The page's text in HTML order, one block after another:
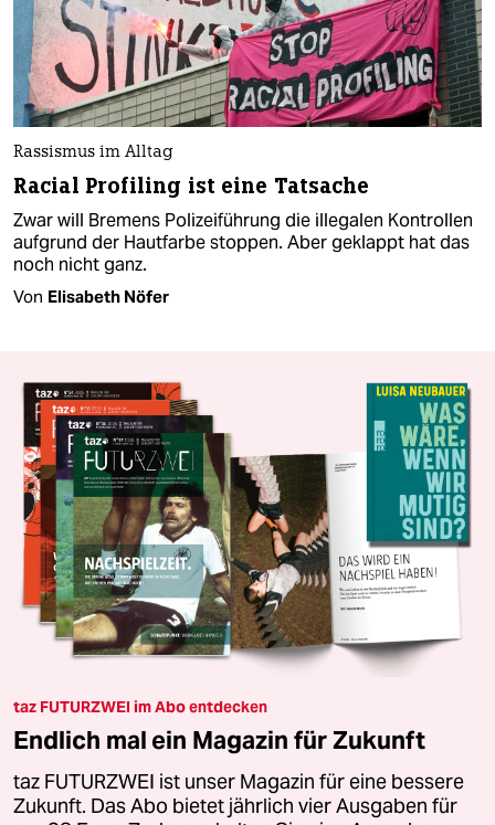
Rassismus im Alltag
Racial Profiling ist eine Tatsache
Zwar will Bremens Polizeiführung die illegalen Kontrollen
aufgrund der Hautfarbe stoppen. Aber geklappt hat das
noch nicht ganz.
Von Elisabeth Nöfer
taz FUTURZWEI im Abo entdecken
Endlich mal ein Magazin für Zukunft
taz FUTURZWEI ist unser Magazin für eine bessere
Zukunft. Das Abo bietet jährlich vier Ausgaben für